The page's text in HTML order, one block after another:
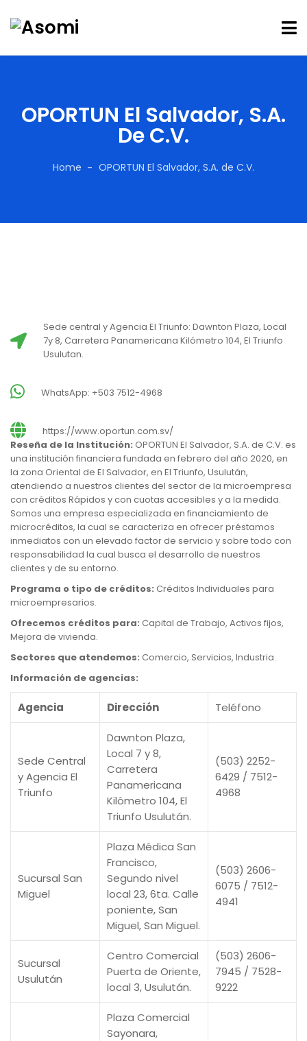
OPORTUN El Salvador, S.A.
De C.V.
Home OPORTUN El Salvador, S.A. de C.V.
Sede central y Agencia El Triunfo: Dawnton Plaza, Local
7y 8, Carretera Panamericana Kilómetro 104, El Triunfo
Usulutan.
WhatsApp: +503 7512-4968
https://www.oportun.com.sv/
Reseña de la Institución: OPORTUN El Salvador, S.A. de C.V. es
una institución financiera fundada en febrero del año 2020, en
la zona Oriental de El Salvador, en El Triunfo, Usulután,
atendiendo a nuestros clientes del sector de la microempresa
con créditos Rápidos y con cuotas accesibles y a la medida.
Somos una empresa especializada en financiamiento de
microcréditos, la cual se caracteriza en ofrecer préstamos
inmediatos con un elevado factor de servicio y sobre todo con
responsabilidad la cual busca el desarrollo de nuestros
clientes y de su entorno.
Programa o tipo de créditos: Créditos Individuales para
microempresarios.
Ofrecemos créditos para: Capital de Trabajo, Activos fijos,
Mejora de vivienda.
Sectores que atendemos: Comercio, Servicios, Industria.
Información de agencias:
Agencia Dirección Teléfono
Sede Central
y Agencia El
Triunfo
Dawnton Plaza,
Local 7 y 8,
Carretera
Panamericana
Kilómetro 104, El
Triunfo Usulután.
(503) 2252-
6429 / 7512-
4968
Sucursal San
Miguel
Plaza Médica San
Francisco,
Segundo nivel
local 23, 6ta. Calle
poniente, San
Miguel, San Miguel.
(503) 2606-
6075 / 7512-
4941
Sucursal
Usulután
Centro Comercial
Puerta de Oriente,
local 3, Usulután.
(503) 2606-
7945 / 7528-
9222
Plaza Comercial
Sayonara,